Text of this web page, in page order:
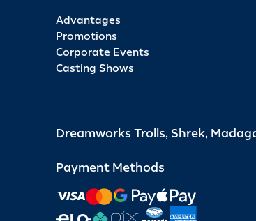
Advantages
Promotions
Corporate Events
Casting Shows
Dreamworks Trolls, Shrek,
Payment Methods